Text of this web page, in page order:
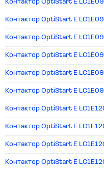
Контактор OptiStart E
Контактор OptiStart E
Контактор OptiStart E
Контактор OptiStart E
Контактор OptiStart E
Контактор OptiStart E
Контактор OptiStart E
Контактор OptiStart E
Контактор OptiStart E
Контактор OptiStart E